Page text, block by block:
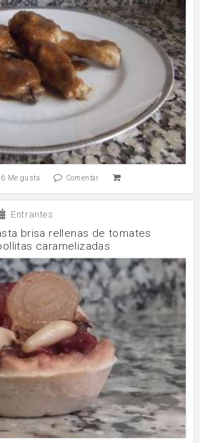
6 Me gusta Comentar
Entrantes
brisa rellenas de tomates
caramelizadas